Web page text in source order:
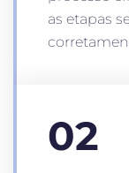
as etapas
02